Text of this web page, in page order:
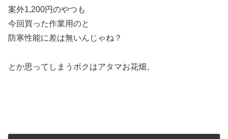
案外1,200円のやつも
今回買った作業用のと
防寒性能に差は無いんじゃね？
とか思ってしまうボクはアタマお花畑。